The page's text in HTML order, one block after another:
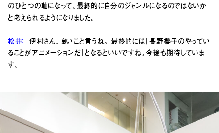
のひとつの軸になって、最終的に自分のジャンルになるのではないか
と考えられるようになりました。
松井： 伊村さん、良いこと言うね。 最終的には「長野櫻子のやってい
ることがアニメーションだ」となるといいですね。今後も期待していま
す。